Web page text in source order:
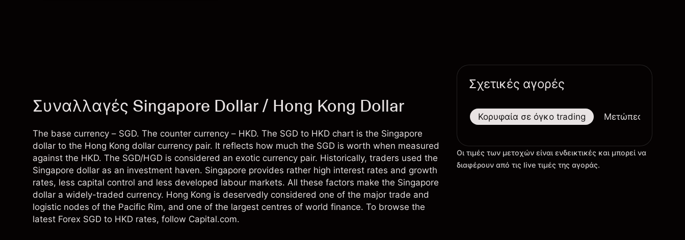
Συναλλαγές Singapore Dollar / Hong Kong Dollar
The base currency – SGD. The counter currency – HKD. The SGD to HKD chart is the Singapore
dollar to the Hong Kong dollar currency pair. It reflects how much the SGD is worth when measured
against the HKD. The SGD/HGD is considered an exotic currency pair. Historically, traders used the
Singapore dollar as an investment haven. Singapore provides rather high interest rates and growth
rates, less capital control and less developed labour markets. All these factors make the Singapore
dollar a widely-traded currency. Hong Kong is deservedly considered one of the major trade and
logistic nodes of the Pacific Rim, and one of the largest centres of world finance. To browse the
latest Forex SGD to HKD rates, follow Capital.com.
Σχετικές αγορές
Κορυφαία σε όγκο trading Μετώπες
Οι τιμές των μετοχών είναι ενδεικτικές και μπορεί να
διαφέρουν από τις live τιμές της αγοράς.